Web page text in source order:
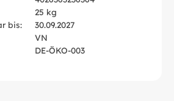
25 kg
bis:
30.09.2027
VN
DE-ÖKO-003